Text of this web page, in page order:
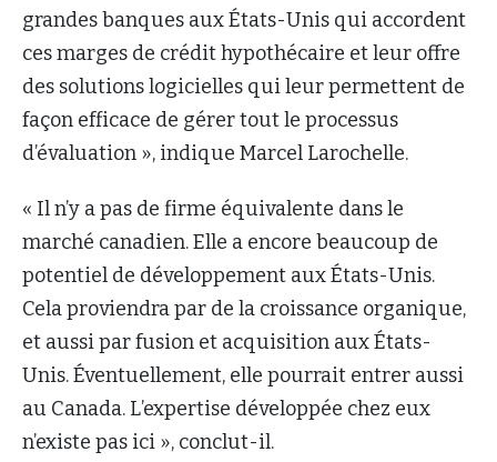
grandes banques aux États-Unis qui accordent
ces marges de crédit hypothécaire et leur offre
des solutions logicielles qui leur permettent de
façon efficace de gérer tout le processus
d’évaluation », indique Marcel Larochelle.
« Il n’y a pas de firme équivalente dans le
marché canadien. Elle a encore beaucoup de
potentiel de développement aux États-Unis.
Cela proviendra par de la croissance organique,
et aussi par fusion et acquisition aux États-
Unis. Éventuellement, elle pourrait entrer aussi
au Canada. L’expertise développée chez eux
n’existe pas ici », conclut-il.